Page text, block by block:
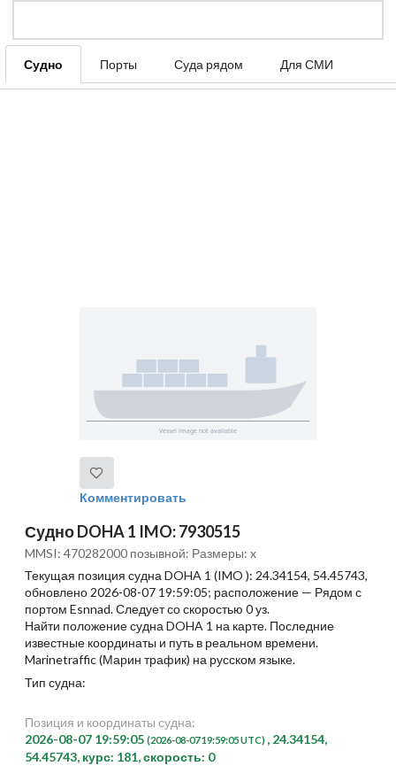
Судно Порты Суда рядом Для СМИ
Комментировать
Судно DOHA 1 IMO: 7930515
MMSI: 470282000 позывной: Размеры: x
Текущая позиция судна DOHA 1 (IMO ): 24.34154, 54.45743,
обновлено 2026-08-07 19:59:05; расположение — Рядом с
портом Esnnad. Следует со скоростью 0 уз.
Найти положение судна DOHA 1 на карте. Последние
известные координаты и путь в реальном времени.
Marinetraffic (Марин трафик) на русском языке.
Тип судна:
Позиция и координаты судна:
2026-08-07 19:59:05 (2026-08-07 19:59:05 UTC) , 24.34154,
54.45743, курс: 181, скорость: 0